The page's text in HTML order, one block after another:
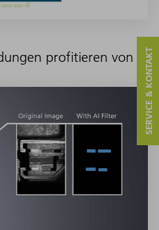
profitieren von KISERVICE & KONTAKT